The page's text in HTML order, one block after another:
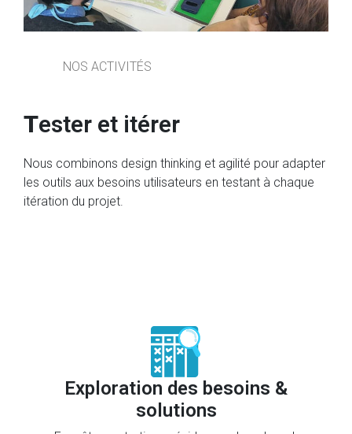
NOS ACTIVITÉS
Tester et itérer
Nous combinons design thinking et agilité pour adapter
les outils aux besoins utilisateurs en testant à chaque
itération du projet.
Exploration des besoins &
solutions